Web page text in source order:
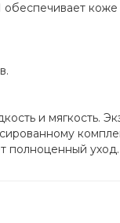
обеспечивает
и мягкость.
полноценный уход.